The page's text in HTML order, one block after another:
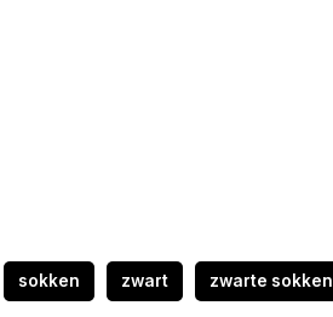
sokken zwart zwarte sokken